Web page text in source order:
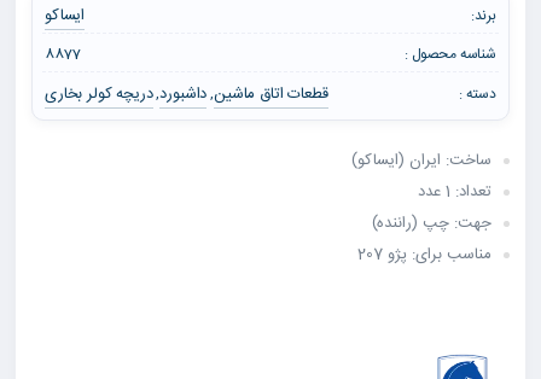
برند: ایساکو
شناسه محصول :
8877
دسته :
قطعات اتاق ماشین,داشبورد,دریچه کولر بخاری
ساخت: ایران (ایساکو)
تعداد: 1 عدد
جهت: چپ (راننده)
مناسب برای: پژو 207